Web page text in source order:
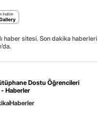
haber sitesi. Son dakika haberleri
Dostu Öğrencileri
Haberler
Haberler